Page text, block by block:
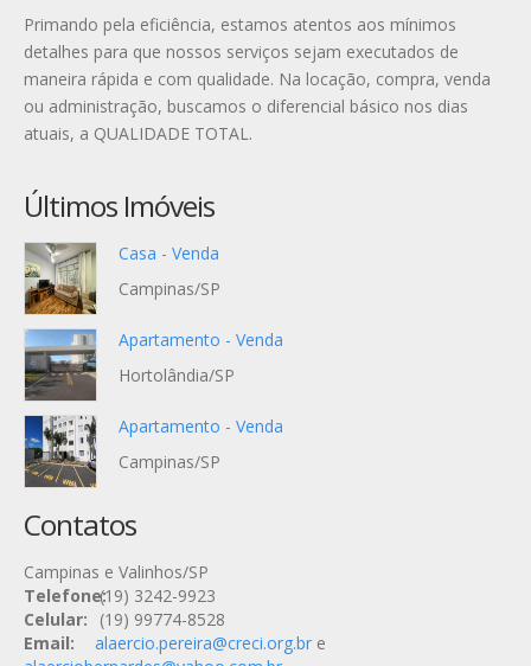
Primando pela eficiência, estamos atentos aos mínimos
detalhes para que nossos serviços sejam executados de
maneira rápida e com qualidade. Na locação, compra, venda
ou administração, buscamos o diferencial básico nos dias
atuais, a QUALIDADE TOTAL.
Últimos Imóveis
Casa - Venda
Campinas/SP
Apartamento - Venda
Hortolândia/SP
Apartamento - Venda
Campinas/SP
Contatos
Campinas e Valinhos/SP
Telefone:(19) 3242-9923
Celular:
(19) 99774-8528
Email:
alaercio.pereira@creci.org.br e